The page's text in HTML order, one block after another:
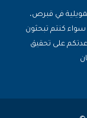
في قبرص،
كنتم تبحثون
على تحقيق